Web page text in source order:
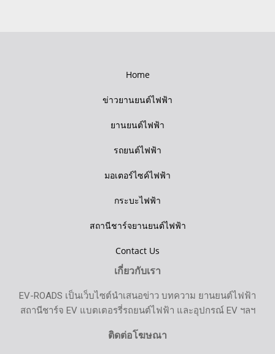
Home
ข่าวยานยนต์ไฟฟ้า
ยานยนต์ไฟฟ้า
รถยนต์ไฟฟ้า
มอเตอร์ไซค์ไฟฟ้า
กระบะไฟฟ้า
สถานีชาร์จยานยนต์ไฟฟ้า
Contact Us
เกี่ยวกับเรา
EV-ROADS เป็นเว็บไซต์นำเสนอข่าว บทความ ยานยนต์ไฟฟ้า
สถานีชาร์จ EV แบตเตอรรี่รถยนต์ไฟฟ้า และอุปกรณ์ EV ฯลฯ
ติดต่อโฆษณา